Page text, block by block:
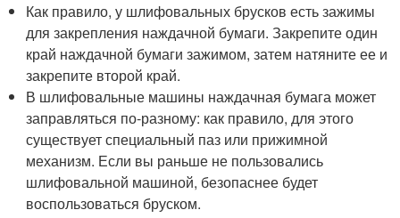
Как правило, у шлифовальных брусков есть зажимы
для закрепления наждачной бумаги. Закрепите один
край наждачной бумаги зажимом, затем натяните ее и
закрепите второй край.
В шлифовальные машины наждачная бумага может
заправляться по-разному: как правило, для этого
существует специальный паз или прижимной
механизм. Если вы раньше не пользовались
шлифовальной машиной, безопаснее будет
воспользоваться бруском.